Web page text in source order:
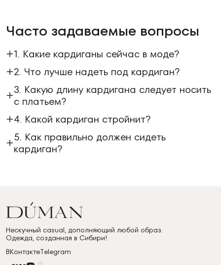
Часто задаваемые вопросы
1. Какие кардиганы сейчас в моде?
2. Что лучше надеть под кардиган?
3. Какую длину кардигана следует носить
с платьем?
4. Какой кардиган стройнит?
5. Как правильно должен сидеть
кардиган?
Нескучный casual, дополняющий любой образ.
Одежда, созданная в Сибири!
ВКонтактеTelegram